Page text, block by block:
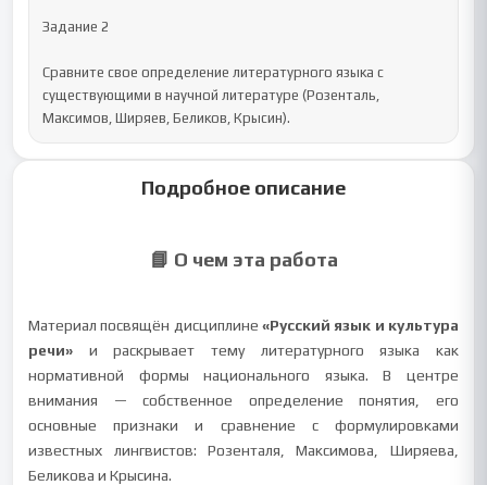
Задание 2
Сравните свое определение литературного языка с
существующими в научной литературе (Розенталь,
Максимов, Ширяев, Беликов, Крысин).
Подробное описание
📘 О чем эта работа
Материал посвящён дисциплине «Русский язык и культура
речи» и раскрывает тему литературного языка как
нормативной формы национального языка. В центре
внимания — собственное определение понятия, его
основные признаки и сравнение с формулировками
известных лингвистов: Розенталя, Максимова, Ширяева,
Беликова и Крысина.